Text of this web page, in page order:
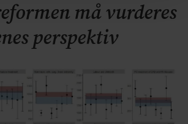
må vurderes
perspektiv